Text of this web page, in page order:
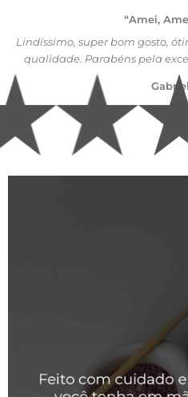
“Amei,
Lindíssimo, super bom gosto,
qualidade. Parabéns pela